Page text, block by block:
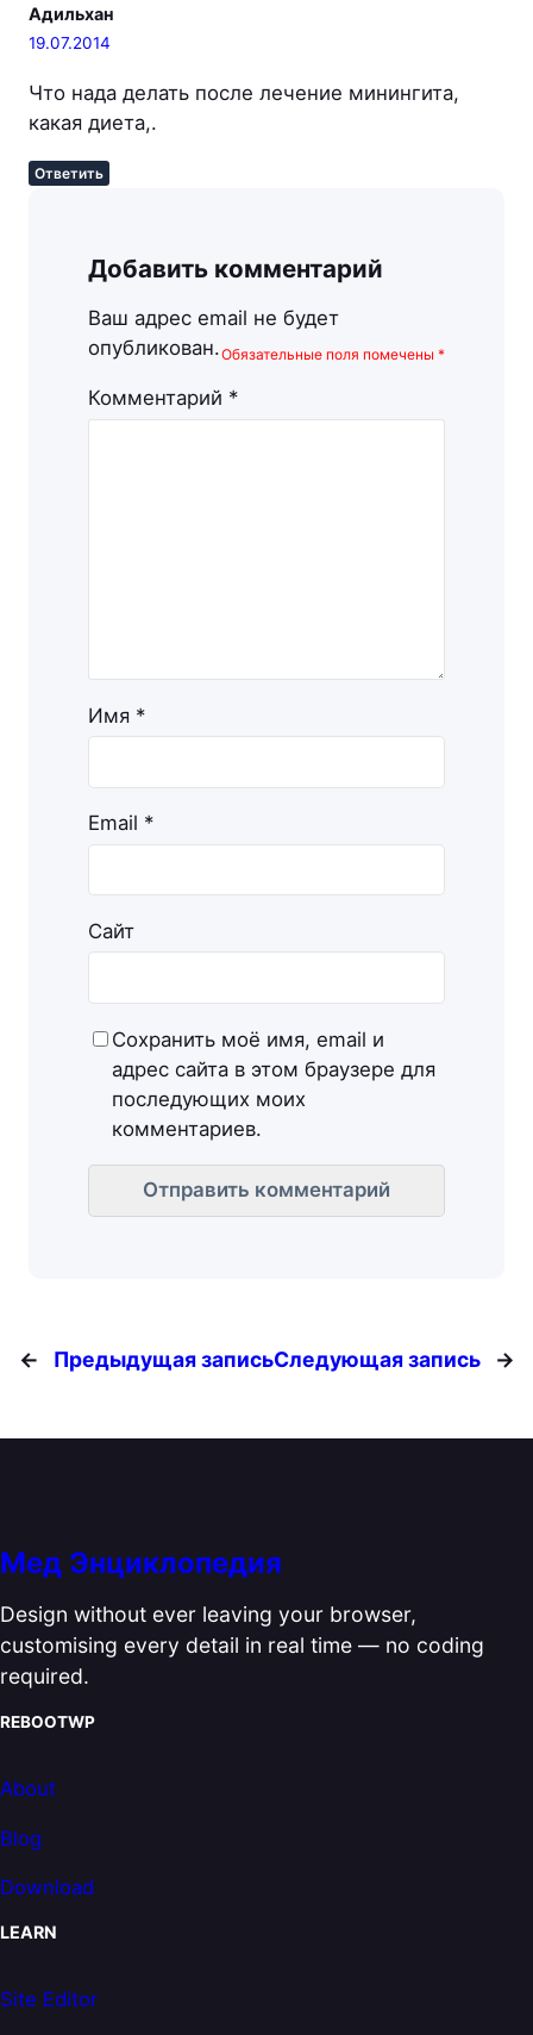
Адильхан
19.07.2014
Что нада делать после лечение минингита,
какая диета,.
Ответить
Добавить комментарий
Ваш адрес email не будет
опубликован.Обязательные поля помечены *
Комментарий *
Имя *
Email *
Сайт
Сохранить моё имя, email и
адрес сайта в этом браузере для
последующих моих
комментариев.
← Предыдущая записьСледующая запись →
Мед Энциклопедия
Design without ever leaving your browser,
customising every detail in real time — no coding
required.
REBOOTWP
About
Blog
Download
LEARN
Site Editor